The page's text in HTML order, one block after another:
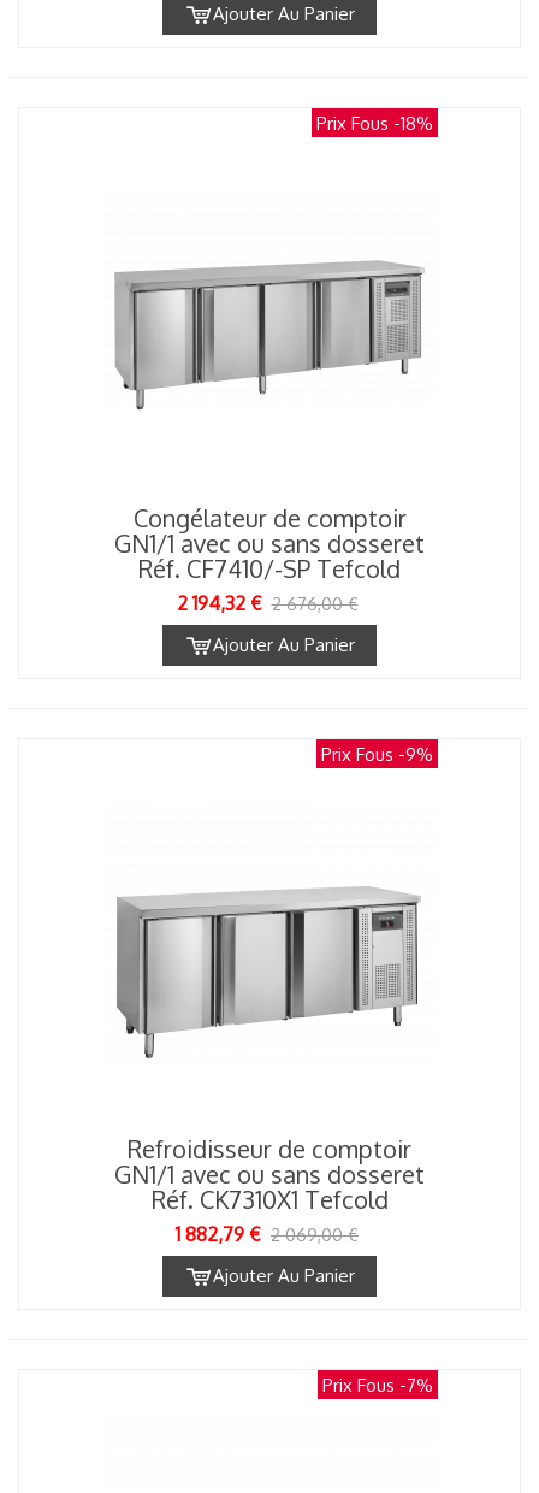
Ajouter Au Panier
Prix Fous -18%
Congélateur de comptoir
GN1/1 avec ou sans dosseret
Réf. CF7410/-SP Tefcold
2 194,32 € 2 676,00 €
Ajouter Au Panier
Prix Fous -9%
Refroidisseur de comptoir
GN1/1 avec ou sans dosseret
Réf. CK7310X1 Tefcold
1 882,79 € 2 069,00 €
Ajouter Au Panier
Prix Fous -7%